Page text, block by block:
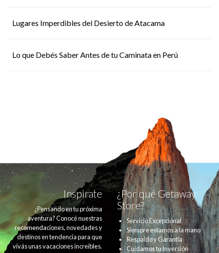
Lugares Imperdibles del Desierto de Atacama
Lo que Debés Saber Antes de tu Caminata en Perú
Inspirate
¿Pensando en tu próxima
aventura? Conocé nuestras
recomendaciones, novedades y
destinos en tendencia para que
vivás unas vacaciones increíbles.
¿Por qué Getaway
Store?
Servicio Excepcional
Siempre estamos a la mano
Respaldo y Garantía
Cuidamos tu Inversión